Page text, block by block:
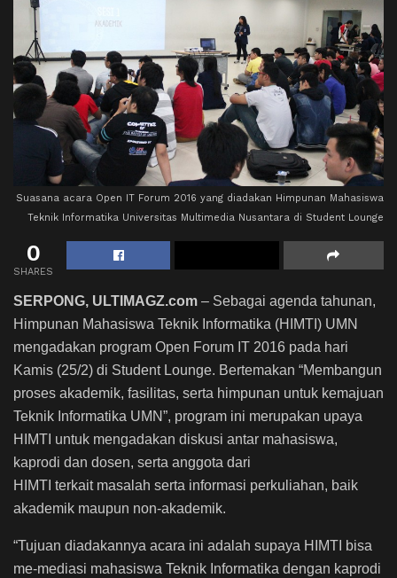
Suasana acara Open IT Forum 2016 yang diadakan Himpunan Mahasiswa
Teknik Informatika Universitas Multimedia Nusantara di Student Lounge
0
SHARES
SERPONG, ULTIMAGZ.com – Sebagai agenda tahunan,
Himpunan Mahasiswa Teknik Informatika (HIMTI) UMN
mengadakan program Open Forum IT 2016 pada hari
Kamis (25/2) di Student Lounge. Bertemakan “Membangun
proses akademik, fasilitas, serta himpunan untuk kemajuan
Teknik Informatika UMN”, program ini merupakan upaya
HIMTI untuk mengadakan diskusi antar mahasiswa,
kaprodi dan dosen, serta anggota dari
HIMTI terkait masalah serta informasi perkuliahan, baik
akademik maupun non-akademik.
“Tujuan diadakannya acara ini adalah supaya HIMTI bisa
me-mediasi mahasiswa Teknik Informatika dengan kaprodi